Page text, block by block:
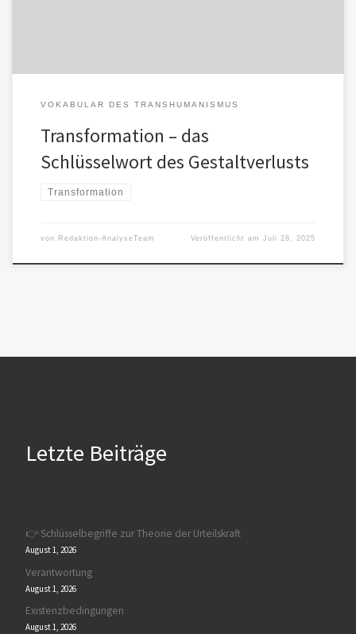
VOKABULAR DES TRANSHUMANISMUS
Transformation – das
Schlüsselwort des Gestaltverlusts
Transformation
von Redaktion-AnalyseTeam Veröffentlicht amJuli 28, 2025
Letzte Beiträge
👉 Schlüsselbegriffe zur Theorie der Urteilskraft
August 1, 2026
Verantwortung
August 1, 2026
Existenzbedingungen
August 1, 2026